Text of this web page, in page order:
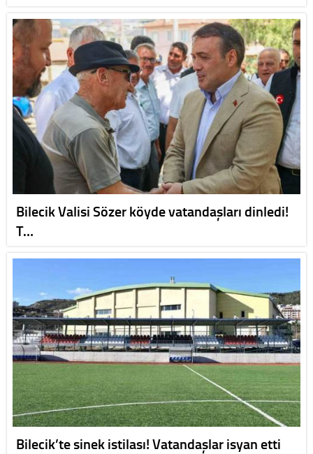
Bilecik Valisi Sözer köyde vatandaşları dinledi!
T…
Bilecik’te sinek istilası! Vatandaşlar isyan etti